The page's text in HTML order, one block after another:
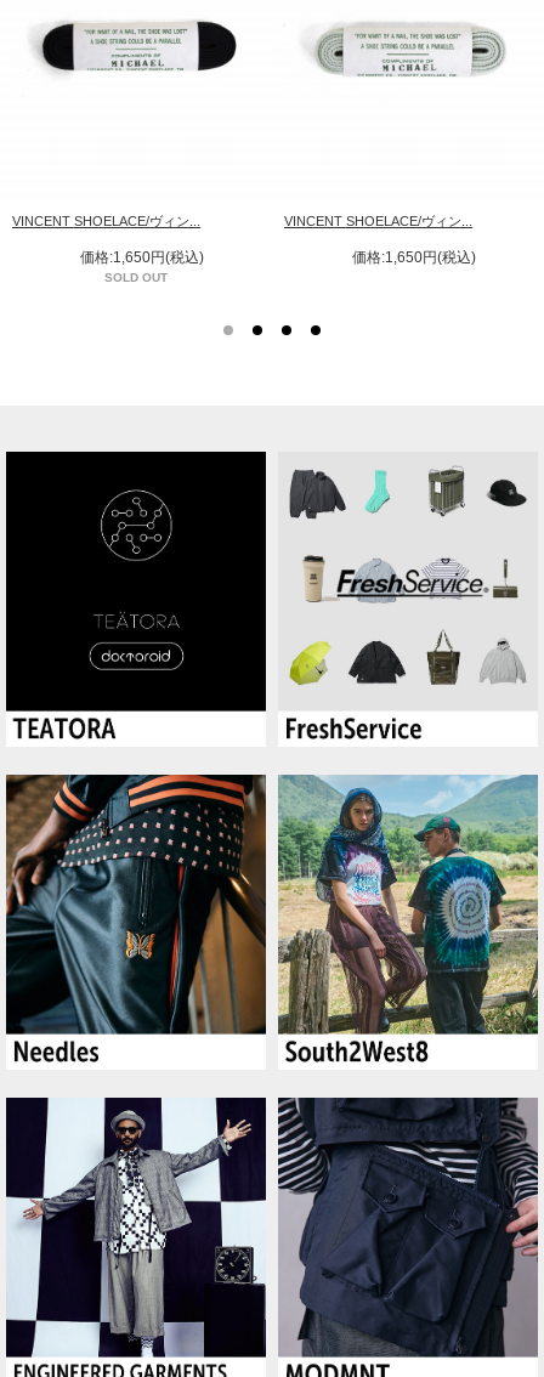
VINCENT SHOELACE/ヴィン...
価格:1,650円(税込)
SOLD OUT
VINCENT SHOELACE/ヴィン...
価格:1,650円(税込)